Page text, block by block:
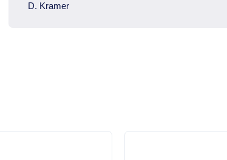
D. Kramer